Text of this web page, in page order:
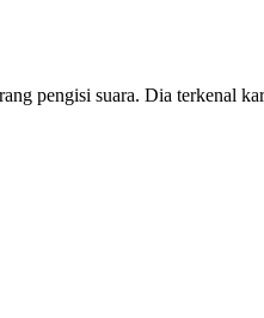
pengisi suara. Dia terkenal